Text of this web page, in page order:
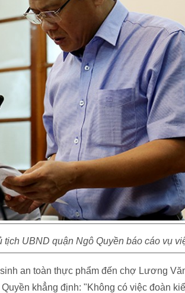
UBND quận Ngô Quyền báo cáo vụ
an toàn thực phẩm đến chợ Lương
khẳng định: "Không có việc đoàn